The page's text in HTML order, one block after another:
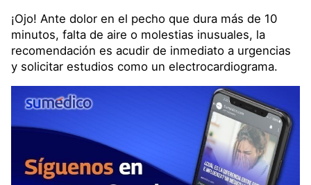
¡Ojo! Ante dolor en el pecho que dura más de 10
minutos, falta de aire o molestias inusuales, la
recomendación es acudir de inmediato a urgencias
y solicitar estudios como un electrocardiograma.